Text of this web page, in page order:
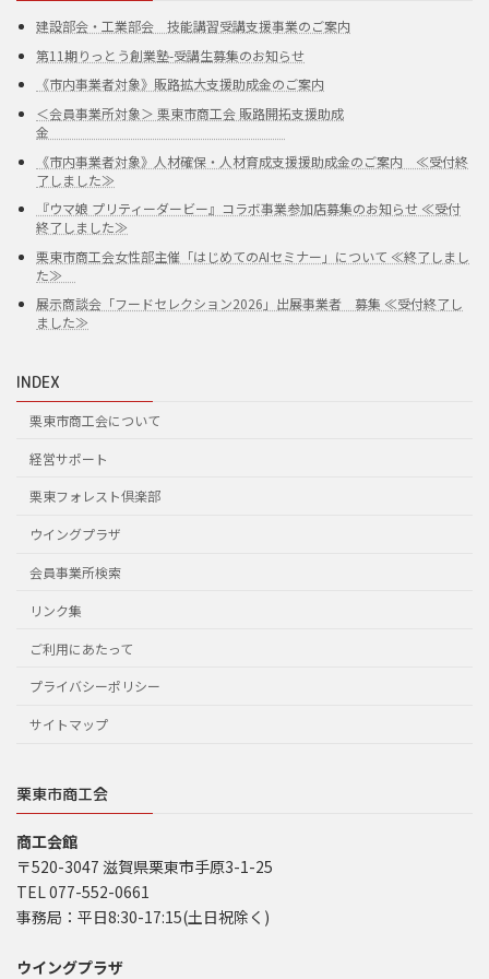
建設部会・工業部会 技能講習受講支援事業のご案内
第11期りっとう創業塾-受講生募集のお知らせ
《市内事業者対象》販路拡大支援助成金のご案内
＜会員事業所対象＞ 栗東市商工会 販路開拓支援助成
金
《市内事業者対象》人材確保・人材育成支援援助成金のご案内 ≪受付終
了しました≫
『ウマ娘 プリティーダービー』コラボ事業参加店募集のお知らせ ≪受付
終了しました≫
栗東市商工会女性部主催「はじめてのAIセミナー」について ≪終了しまし
た≫
展示商談会「フードセレクション2026」出展事業者 募集 ≪受付終了し
ました≫
INDEX
栗東市商工会について
経営サポート
栗東フォレスト倶楽部
ウイングプラザ
会員事業所検索
リンク集
ご利用にあたって
プライバシーポリシー
サイトマップ
栗東市商工会
商工会館
〒520-3047 滋賀県栗東市手原3-1-25
TEL 077-552-0661
事務局：平日8:30-17:15(土日祝除く)
ウイングプラザ